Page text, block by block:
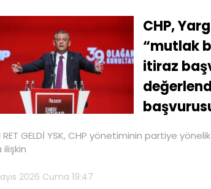
CHP,
“mutlak
itiraz
RET GELDİ YSK, CHP yönetiminin partiye
ilişkin
2026 Cuma 19:47